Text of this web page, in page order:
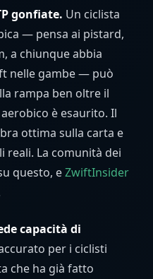
gonfiate. Un ciclista
— pensa ai pistard,
a chiunque abbia
nelle gambe — può
rampa ben oltre il
è esaurito. Il
ottima sulla carta e
reali. La comunità dei
questo, eZwiftInsider
capacità di
per i ciclisti
che ha già fatto